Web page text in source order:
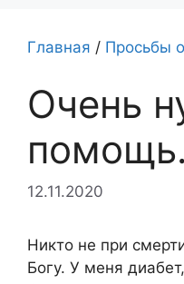
Главная / Просьбы
Очень
помощь.
12.11.2020
Никто не при
Богу. У меня